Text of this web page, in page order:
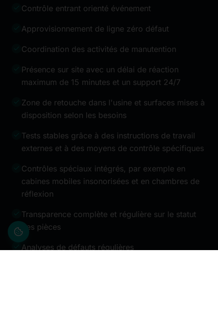
Contrôle entrant orienté événement
Approvisionnement de ligne zéro défaut
Coordination des activités de manutention
Présence sur site avec un délai de réaction
maximum de 15 minutes et un support 24/7
Zone de retouche dans l'usine et surfaces mises à
disposition selon les besoins
Tests stables grâce à des instructions de travail
externes et à des moyens de contrôle spécifiques
Contrôles spéciaux intégrés, par exemple en
cabines mobiles insonorisées et en chambres de
réflexion
Transparence complète et régulière sur le statut
des pièces
Analyses de défauts régulières